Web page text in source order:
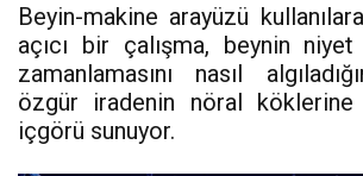
Beyin-makine arayüzü
açıcı bir çalışma, beynin
zamanlamasını nasıl
özgür iradenin nöral
içgörü sunuyor.